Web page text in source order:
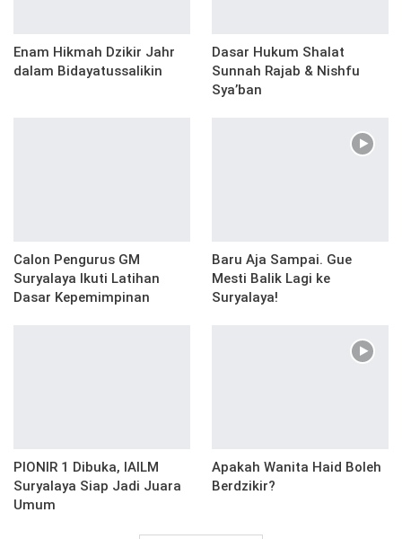
Enam Hikmah Dzikir Jahr
dalam Bidayatussalikin
Dasar Hukum Shalat
Sunnah Rajab & Nishfu
Sya’ban
Calon Pengurus GM
Suryalaya Ikuti Latihan
Dasar Kepemimpinan
Baru Aja Sampai. Gue
Mesti Balik Lagi ke
Suryalaya!
PIONIR 1 Dibuka, IAILM
Suryalaya Siap Jadi Juara
Umum
Apakah Wanita Haid Boleh
Berdzikir?